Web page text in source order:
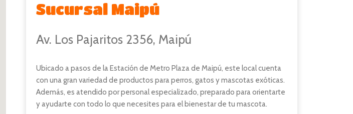
Sucursal Maipú
Av. Los Pajaritos 2356, Maipú
Ubicado a pasos de la Estación de Metro Plaza de Maipú, este local cuenta
con una gran variedad de productos para perros, gatos y mascotas exóticas.
Además, es atendido por personal especializado, preparado para orientarte
y ayudarte con todo lo que necesites para el bienestar de tu mascota.